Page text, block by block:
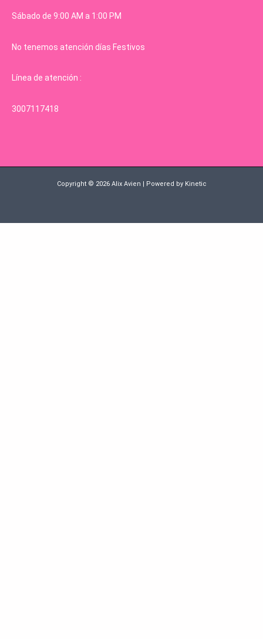
Sábado de 9:00 AM a 1:00 PM
No tenemos atención días Festivos
Línea de atención :
3007117418
Copyright © 2026 Alix Avien | Powered by Kinetic